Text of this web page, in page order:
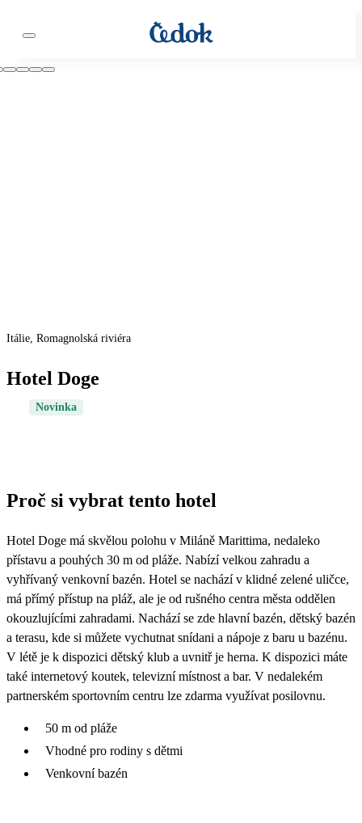
Itálie, Romagnolská riviéra
Hotel Doge
Novinka
Proč si vybrat tento hotel
Hotel Doge má skvělou polohu v Miláně Marittima, nedaleko
přístavu a pouhých 30 m od pláže. Nabízí velkou zahradu a
vyhřívaný venkovní bazén. Hotel se nachází v klidné zelené uličce,
má přímý přístup na pláž, ale je od rušného centra města oddělen
okouzlujícími zahradami. Nachází se zde hlavní bazén, dětský bazén
a terasu, kde si můžete vychutnat snídani a nápoje z baru u bazénu.
V létě je k dispozici dětský klub a uvnitř je herna. K dispozici máte
také internetový koutek, televizní místnost a bar. V nedalekém
partnerském sportovním centru lze zdarma využívat posilovnu.
50 m od pláže
Vhodné pro rodiny s dětmi
Venkovní bazén